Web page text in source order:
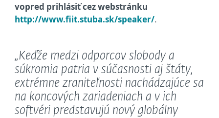
vopred prihlásiť cez webstránku
http://www.fiit.stuba.sk/speaker/.
„Keďže medzi odporcov slobody a
súkromia patria v súčasnosti aj štáty,
extrémne zraniteľnosti nachádzajúce sa
na koncových zariadeniach a v ich
softvéri predstavujú nový globálny